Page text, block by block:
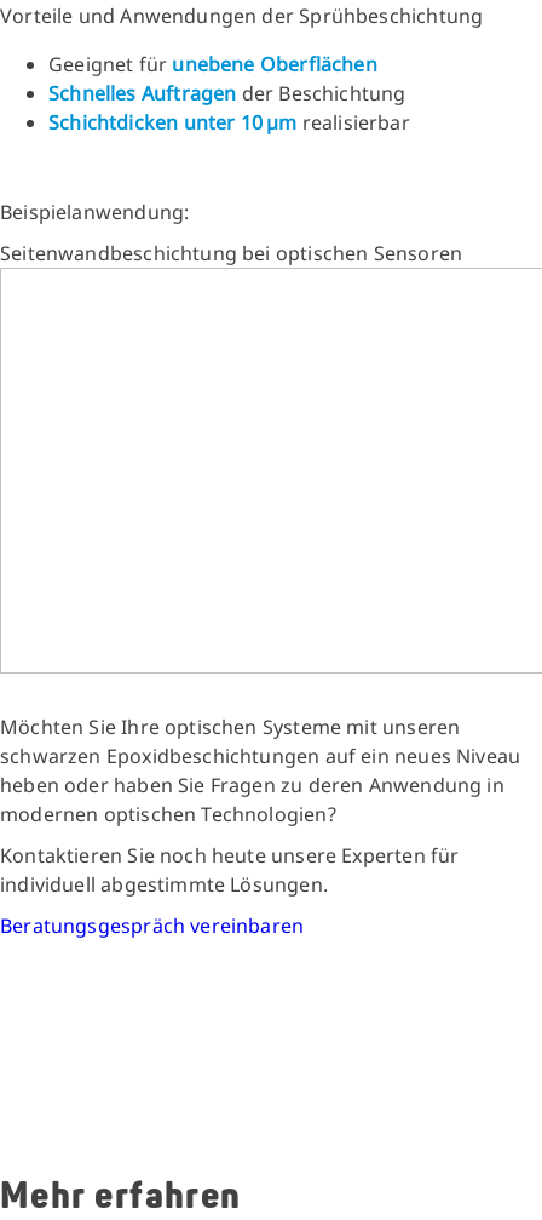
Vorteile und Anwendungen der Sprühbeschichtung
Geeignet für unebene Oberflächen
Schnelles Auftragen der Beschichtung
Schichtdicken unter 10 µm realisierbar
Beispielanwendung:
Seitenwandbeschichtung bei optischen Sensoren
Möchten Sie Ihre optischen Systeme mit unseren
schwarzen Epoxidbeschichtungen auf ein neues Niveau
heben oder haben Sie Fragen zu deren Anwendung in
modernen optischen Technologien?
Kontaktieren Sie noch heute unsere Experten für
individuell abgestimmte Lösungen.
Beratungsgespräch vereinbaren
Mehr erfahren